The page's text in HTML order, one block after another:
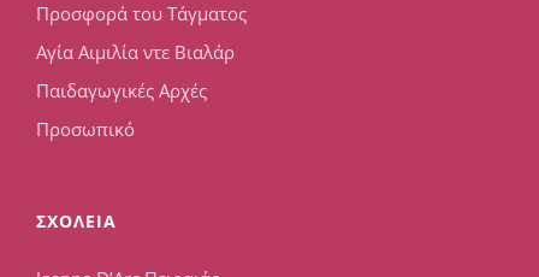
Προσφορά του Τάγματος
Αγία Αιμιλία ντε Βιαλάρ
Παιδαγωγικές Αρχές
Προσωπικό
ΣΧΟΛΕΙΑ